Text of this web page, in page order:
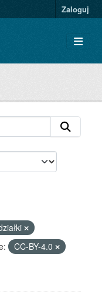
Zaloguj
CC-BY-4.0